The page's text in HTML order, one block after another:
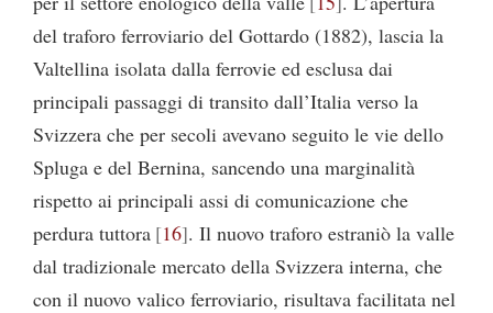
del traforo ferroviario del Gottardo (1882), lascia la
Valtellina isolata dalla ferrovie ed esclusa dai
principali passaggi di transito dall’Italia verso la
Svizzera che per secoli avevano seguito le vie dello
Spluga e del Bernina, sancendo una marginalità
rispetto ai principali assi di comunicazione che
perdura tuttora 16 . Il nuovo traforo estraniò la valle
dal tradizionale mercato della Svizzera interna, che
con il nuovo valico ferroviario, risultava facilitata nel